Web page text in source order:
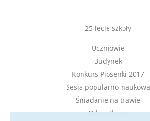
25-lecie szkoły
Uczniowie
Budynek
Konkurs Piosenki 2017
Sesja popularno-naukowa
Śniadanie na trawie
Odwyrtkowo